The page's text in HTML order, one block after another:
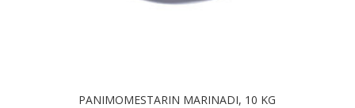
PANIMOMESTARIN MARINADI, 10 KG